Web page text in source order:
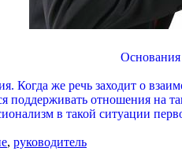
Когда же речь заходит о
поддерживать отношения на
в такой ситуации
, руководитель